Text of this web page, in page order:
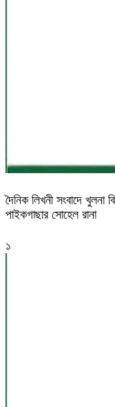
দৈনিক লিখনী সংবাদে খুলনা
পাইকগাছার সোহেল রানা
১